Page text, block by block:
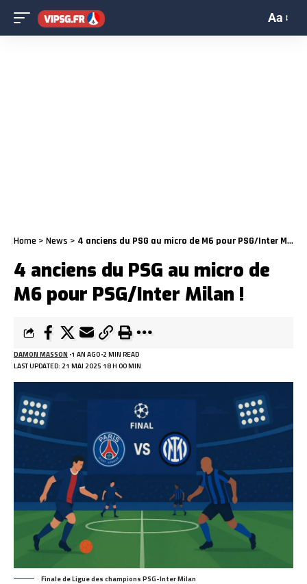
Aa
Home > News > 4 anciens du PSG au micro de M6 pour PSG/Inter Milan !
4 anciens du PSG au micro de
M6 pour PSG/Inter Milan !
LAST UPDATED: 21 MAI 2025 18 H 00 MIN
DAMON MASSON 1 AN AGO 2 MIN READ
Finale de Ligue des champions PSG-Inter Milan